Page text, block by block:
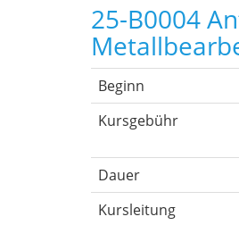
25-B0004
Beginn
Kursgebühr
Dauer
Kursleitung